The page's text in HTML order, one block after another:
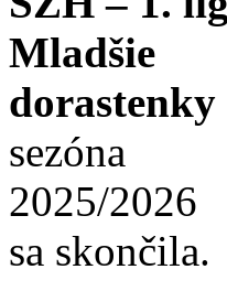
Mladšie
dorastenky
sezóna
2025/2026
sa skončila.